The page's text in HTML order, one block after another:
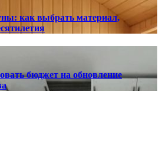
как выбрать материал,
бюджет на обновление